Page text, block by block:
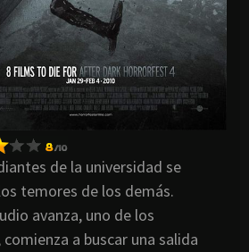
de la universidad se
temores de los demás.
avanza, uno de los
a buscar una salida